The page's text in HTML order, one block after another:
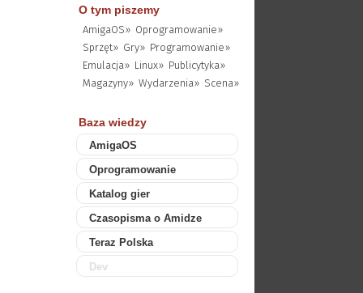
O tym piszemy
AmigaOS» Oprogramowanie»
Sprzęt» Gry» Programowanie»
Emulacja» Linux» Publicytyka»
Magazyny» Wydarzenia» Scena»
Baza wiedzy
AmigaOS
Oprogramowanie
Katalog gier
Czasopisma o Amidze
Teraz Polska
Dev